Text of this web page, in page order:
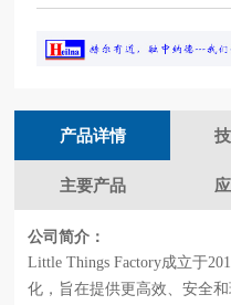
产品详情
主要产品
公司简介：
Little Things Factory成立于
化，旨在提供更高效、安全和